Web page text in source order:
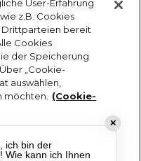
Service GmbH
✕
ich bin der
Wie kann ich Ihnen
User-Erfahrung
z.B. Cookies
Drittparteien bereit
Cookies
der Speicherung
„Cookie-
auswählen,
möchten.
(Cookie-